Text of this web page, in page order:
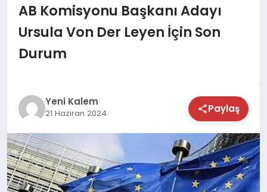
YAŞAM
SAĞLIK
MAGAZİN
EĞİTİM
AB Komisyonu Başkanı Adayı
Ursula Von Der Leyen İçin Son
Durum
Yeni Kalem
21 Haziran 2024 Paylaş